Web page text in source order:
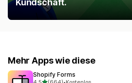
Kundschaft.
Mehr Apps wie diese
Shopify Forms